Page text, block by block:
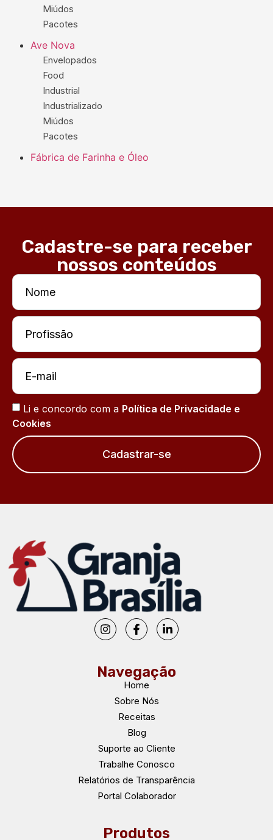
Miúdos
Pacotes
Ave Nova
Envelopados
Food
Industrial
Industrializado
Miúdos
Pacotes
Fábrica de Farinha e Óleo
Cadastre-se para receber
nossos conteúdos
Li e concordo com a Política de Privacidade e
Cookies
Cadastrar-se
Navegação
Home
Sobre Nós
Receitas
Blog
Suporte ao Cliente
Trabalhe Conosco
Relatórios de Transparência
Portal Colaborador
Produtos